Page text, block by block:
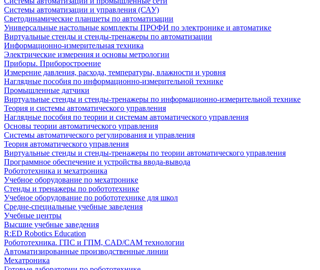
Системы автоматизации и управления (САУ)
Светодинамические планшеты по автоматизации
Универсальные настольные комплекты ПРОФИ по электронике и автоматике
Виртуальные стенды и стенды-тренажеры по автоматизации
Информационно-измерительная техника
Электрические измерения и основы метрологии
Приборы. Приборостроение
Измерение давления, расхода, температуры, влажности и уровня
Наглядные пособия по информационно-измерительной технике
Промышленные датчики
Виртуальные стенды и стенды-тренажеры по информационно-измерительной технике
Теория и системы автоматического управления
Наглядные пособия по теории и системам автоматического управления
Основы теории автоматического управления
Системы автоматического регулирования и управления
Теория автоматического управления
Виртуальные стенды и стенды-тренажеры по теории автоматического управления
Программное обеспечение и устройства ввода-вывода
Робототехника и мехатроника
Учебное оборудование по мехатронике
Стенды и тренажеры по робототехнике
Учебное оборудование по робототехнике для школ
Средне-специальные учебные заведения
Учебные центры
Высшие учебные заведения
R:ED Robotics Education
Робототехника. ГПС и ГПМ, CAD/CAM технологии
Автоматизированные производственные линии
Мехатроника